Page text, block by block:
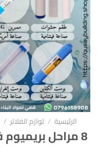
الرئيسية / لوازم الفلاتر /
8 مراحل بريميوم فيتنامي ممبرين أمريكي